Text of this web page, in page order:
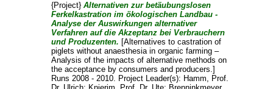
{Project} Alternativen zur betäubungslosen
Ferkelkastration im ökologischen Landbau -
Analyse der Auswirkungen alternativer
Verfahren auf die Akzeptanz bei Verbrauchern
und Produzenten. [Alternatives to castration of
piglets without anaesthesia in organic farming –
Analysis of the impacts of alternative methods on
the acceptance by consumers and producers.]
Runs 2008 - 2010. Project Leader(s): Hamm, Prof.